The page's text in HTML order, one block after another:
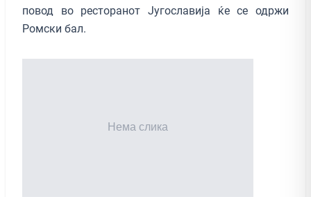
повод во ресторанот Југославија ќе се одржи
Ромски бал.